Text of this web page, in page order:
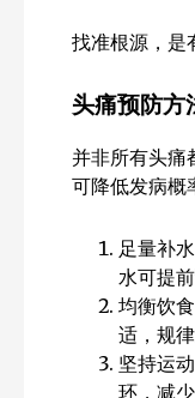
找准根源，是
头痛预防方
并非所有头痛
可降低发病概
足量补
水可提
均衡饮
适，规
坚持运
环，减